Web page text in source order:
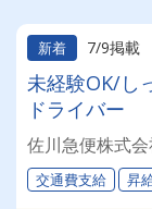
新着 7/9掲載
未経験OK/し
ドライバー
佐川急便株式
交通費支給 昇